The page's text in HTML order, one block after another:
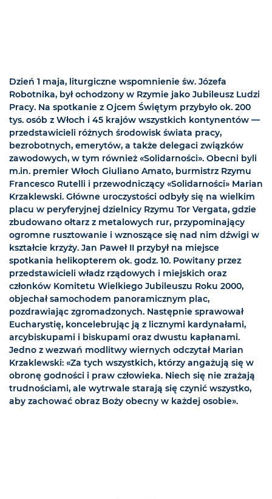
Dzień 1 maja, liturgiczne wspomnienie św. Józefa
Robotnika, był ochodzony w Rzymie jako Jubileusz Ludzi
Pracy. Na spotkanie z Ojcem Świętym przybyło ok. 200
tys. osób z Włoch i 45 krajów wszystkich kontynentów —
przedstawicieli różnych środowisk świata pracy,
bezrobotnych, emerytów, a także delegaci związków
zawodowych, w tym również «Solidarności». Obecni byli
m.in. premier Włoch Giuliano Amato, burmistrz Rzymu
Francesco Rutelli i przewodniczący «Solidarności» Marian
Krzaklewski. Główne uroczystości odbyły się na wielkim
placu w peryferyjnej dzielnicy Rzymu Tor Vergata, gdzie
zbudowano ołtarz z metalowych rur, przypominający
ogromne rusztowanie i wznoszące się nad nim dźwigi w
kształcie krzyży. Jan Paweł II przybył na miejsce
spotkania helikopterem ok. godz. 10. Powitany przez
przedstawicieli władz rządowych i miejskich oraz
członków Komitetu Wielkiego Jubileuszu Roku 2000,
objechał samochodem panoramicznym plac,
pozdrawiając zgromadzonych. Następnie sprawował
Eucharystię, koncelebrując ją z licznymi kardynałami,
arcybiskupami i biskupami oraz dwustu kapłanami.
Jedno z wezwań modlitwy wiernych odczytał Marian
Krzaklewski: «Za tych wszystkich, którzy angażują się w
obronę godności i praw człowieka. Niech się nie zrażają
trudnościami, ale wytrwale starają się czynić wszystko,
aby zachować obraz Boży obecny w każdej osobie».